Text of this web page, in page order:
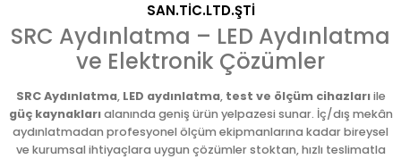
SAN.TİC.LTD.ŞTİ
SRC Aydınlatma – LED Aydınlatma
ve Elektronik Çözümler
SRC Aydınlatma, LED aydınlatma, test ve ölçüm cihazlarıile
güç kaynaklarıalanında geniş ürün yelpazesi sunar. İç/dış mekân
aydınlatmadan profesyonel ölçüm ekipmanlarına kadar bireysel
ve kurumsal ihtiyaçlara uygun çözümler stoktan, hızlı teslimatla